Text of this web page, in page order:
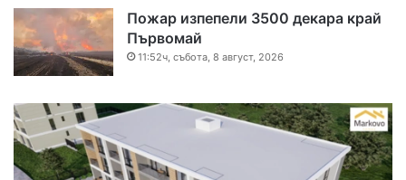
Пожар изпепели 3500 декара край
Първомай
11:52ч, събота, 8 август, 2026